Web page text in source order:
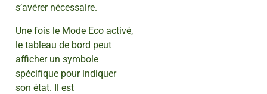
s’avérer nécessaire.
Une fois le Mode Eco activé,
le tableau de bord peut
afficher un symbole
spécifique pour indiquer
son état. Il est